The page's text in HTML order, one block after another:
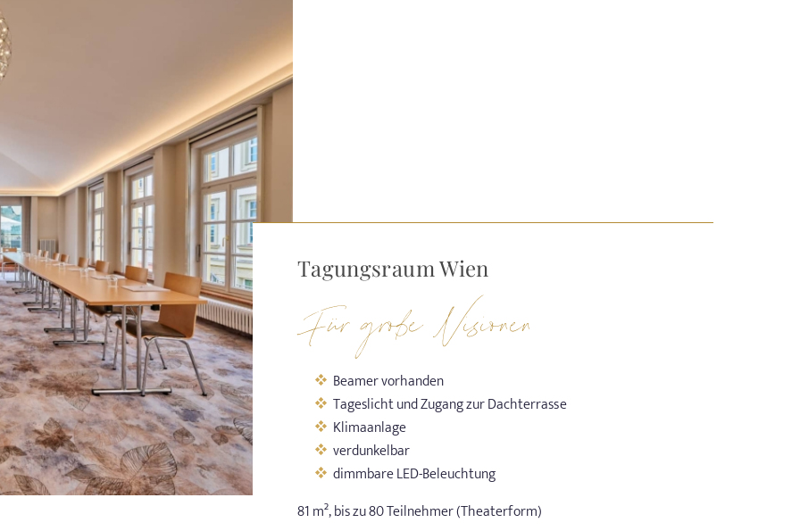
Tagungsraum Wien
Für große Visionen
Beamer vorhanden
Tageslicht und Zugang zur Dachterrasse
Klimaanlage
verdunkelbar
dimmbare LED-Beleuchtung
81 m², bis zu 80 Teilnehmer (Theaterform)